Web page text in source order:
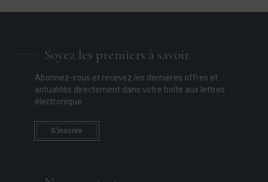
Soyez les premiers à savoir
Abonnez-vous et recevez les dernières offres et
actualités directement dans votre boîte aux lettres
électronique.
S'inscrire